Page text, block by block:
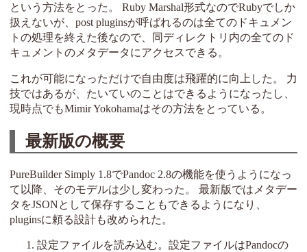
という方法をとった。 Ruby Marshal形式なのでRubyでしか
扱えないが、post pluginsが呼ばれるのは全てのドキュメン
トの処理を終えた後なので、同ディレクトリ内の全てのド
キュメントのメタデータにアクセスできる。
これが可能になっただけで自由度は飛躍的に向上した。 力
技ではあるが、たいていのことはできるようになったし、
現時点でもMimir Yokohamaはその方法をとっている。
最新版の概要
PureBuilder Simply 1.8でPandoc 2.8の機能を使うようになっ
て以降、そのモデルは少し変わった。 最新版ではメタデー
タをJSONとして保存することもできるようになり、
pluginsに頼る設計も改められた。
設定ファイルを読み込む。設定ファイルはPandocの